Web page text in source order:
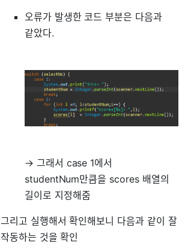
오류가 발생한 코드 부분은 다음과
같았다.
→ 그래서 case 1에서
studentNum만큼을 scores 배열의
길이로 지정해줌
그리고 실행해서 확인해보니 다음과 같이 잘
작동하는 것을 확인